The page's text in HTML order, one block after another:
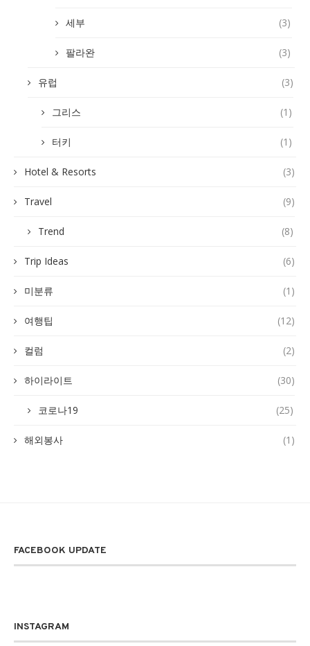
세부 (3)
팔라완 (3)
유럽 (3)
그리스 (1)
터키 (1)
Hotel & Resorts (3)
Travel (9)
Trend (8)
Trip Ideas (6)
미분류 (1)
여행팁 (12)
컬럼 (2)
하이라이트 (30)
코로나19 (25)
해외봉사 (1)
FACEBOOK UPDATE
INSTAGRAM